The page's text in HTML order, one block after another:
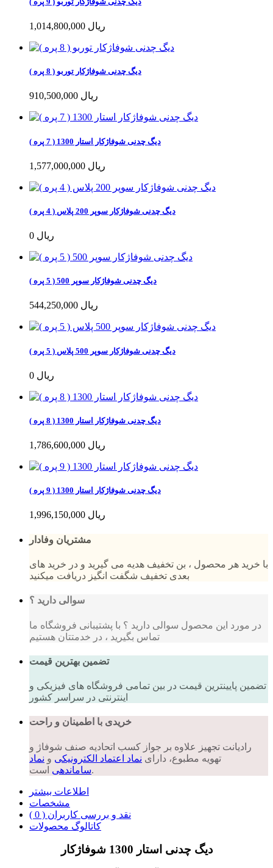
1,014,800,000 ریال
دیگ چدنی شوفاژکار توربو ( 8 پره )
910,500,000 ریال
دیگ چدنی شوفاژکار استار 1300 ( 7 پره )
1,577,000,000 ریال
دیگ چدنی شوفاژکار سوپر 200 پلاس ( 4 پره )
0 ریال
دیگ چدنی شوفاژکار سوپر 500 ( 5 پره )
544,250,000 ریال
دیگ چدنی شوفاژکار سوپر 500 پلاس ( 5 پره )
0 ریال
دیگ چدنی شوفاژکار استار 1300 ( 8 پره )
1,786,600,000 ریال
دیگ چدنی شوفاژکار استار 1300 ( 9 پره )
1,996,150,000 ریال
مشتریان وفادار
با خرید هر محصول ، بن تخفیف هدیه می گیرید و در خرید های
بعدی تخفیف شگفت انگیز دریافت میکنید
سوالی دارید ؟
در مورد این محصول سوالی دارید ؟ با پشتیبانی فروشگاه ما
تماس بگیرید ، در خدمتتان هستیم
تضمین بهترین قیمت
تضمین پایینترین قیمت در بین تمامی فروشگاه های فیزیکی و
اینترنتی در سراسر کشور
خریدی با اطمینان و راحت
رادیانت تجهیز علاوه بر جواز کسب اتحادیه صنف شوفاژ و
تهویه مطبوع، دارای نماد اعتماد الکترونیکی و نماد
ساماندهیاست.
اطلاعات بیشتر
مشخصات
نقد و بررسی کاربران ( 0 )
کاتالوگ محصولات
دیگ چدنی استار 1300 شوفاژکار